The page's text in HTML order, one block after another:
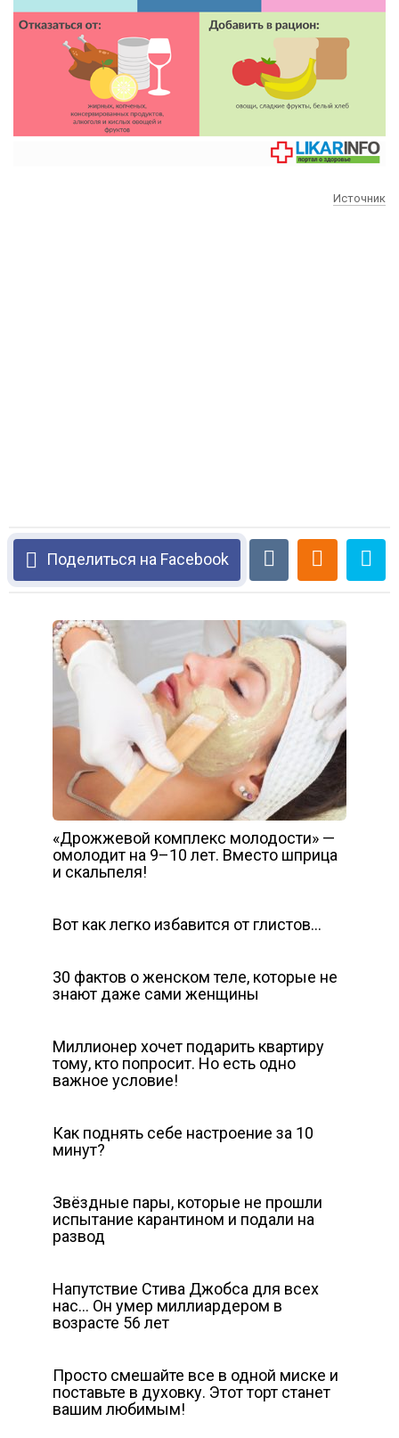
Источник
Поделиться на Facebook
«Дрожжевой комплекс молодости» —
омолодит на 9–10 лет. Вместо шприца
и скальпеля!
Вот как легко избавится от глистов…
30 фактов о женском теле, которые не
знают даже сами женщины
Миллионер хочет подарить квартиру
тому, кто попросит. Но есть одно
важное условие!
Как поднять себе настроение за 10
минут?
Звёздные пары, которые не прошли
испытание карантином и подали на
развод
Напутствие Стива Джобса для всех
нас… Он умер миллиардером в
возрасте 56 лет
Просто смешайте все в одной миске и
поставьте в духовку. Этот торт станет
вашим любимым!